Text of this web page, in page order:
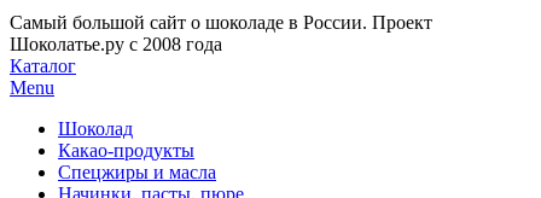
Самый большой сайт о шоколаде в России. Проект
Шоколатье.ру с 2008 года
Каталог
Menu
Шоколад
Какао-продукты
Спецжиры и масла
Начинки, пасты, пюре